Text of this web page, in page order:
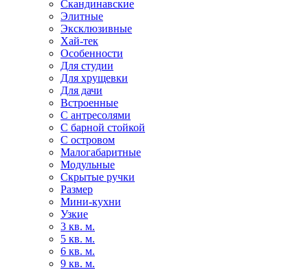
Скандинавские
Элитные
Эксклюзивные
Хай-тек
Особенности
Для студии
Для хрущевки
Для дачи
Встроенные
С антресолями
С барной стойкой
С островом
Малогабаритные
Модульные
Скрытые ручки
Размер
Мини-кухни
Узкие
3 кв. м.
5 кв. м.
6 кв. м.
9 кв. м.